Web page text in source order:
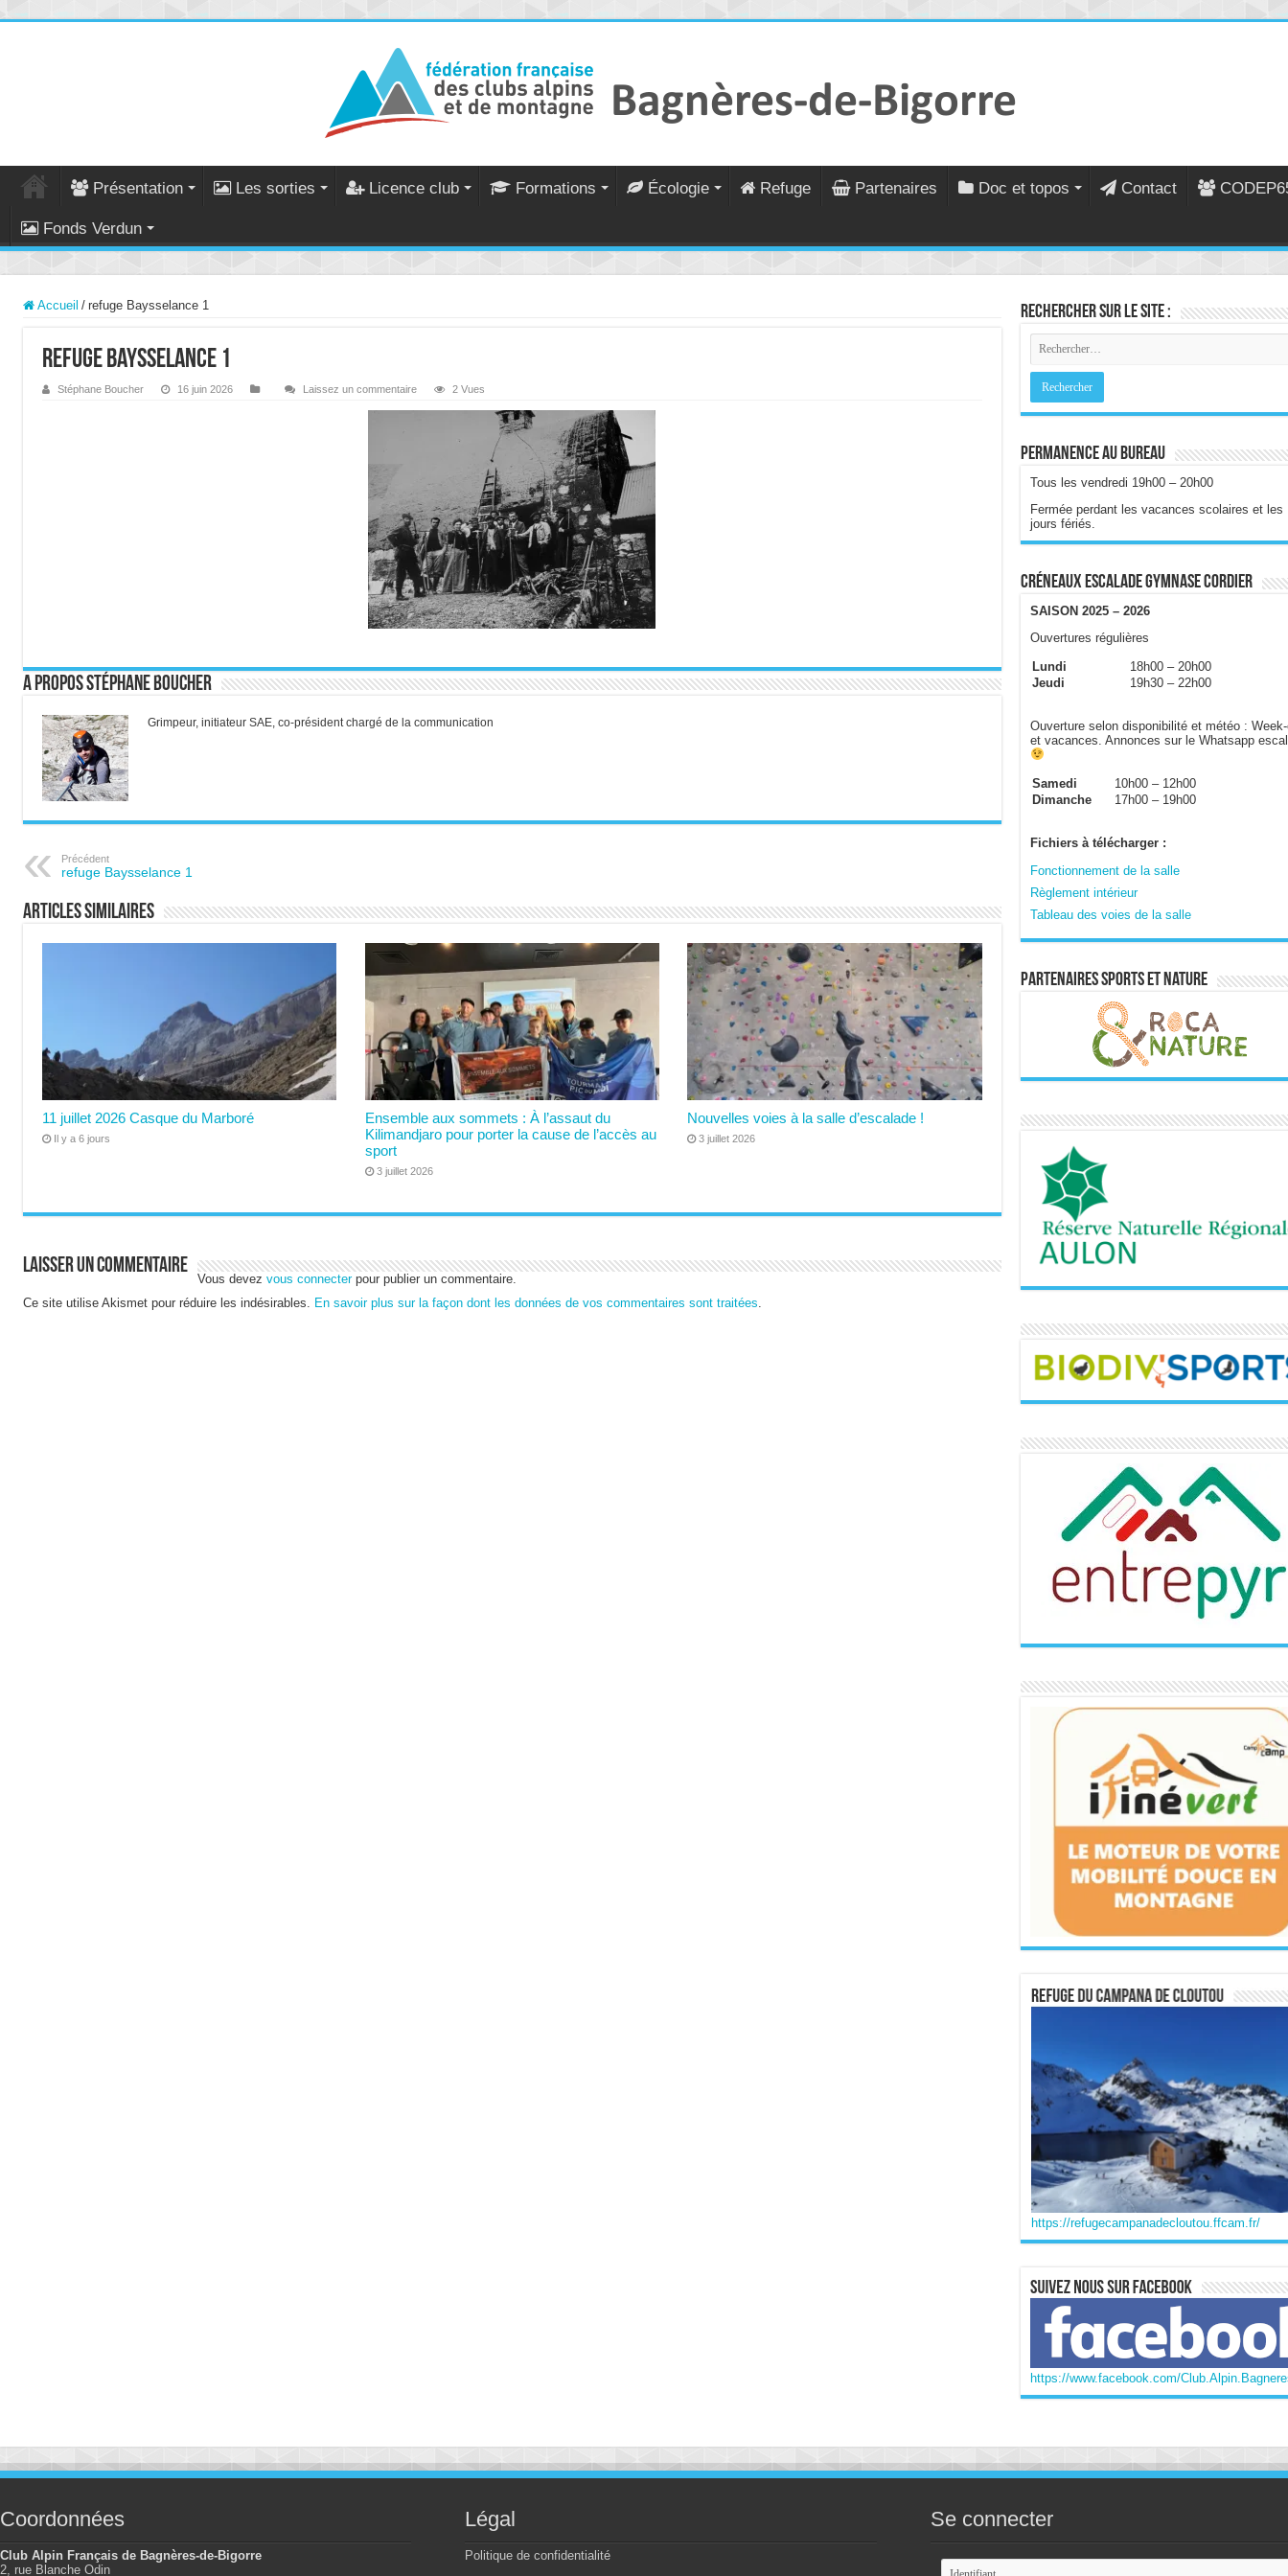
Présentation Les sorties Licence club Formations Écologie Refuge Partenaires Doc et topos Contact
Fonds Verdun
Accueil / refuge Baysselance 1
refuge Baysselance 1
Stéphane Boucher 16 juin 2026 Laissez un commentaire 2 Vues
A propos Stéphane Boucher
Grimpeur, initiateur SAE, co-président chargé de la communication
Précédent
refuge Baysselance 1
Articles similaires
11 juillet 2026 Casque du Marboré
Il y a 6 jours
Ensemble aux sommets : À l’assaut du
Kilimandjaro pour porter la cause de l’accès au
sport
3 juillet 2026
Nouvelles voies à la salle d’escalade !
3 juillet 2026
Laisser un commentaire
Vous devez vous connecterpour publier un commentaire.
Ce site utilise Akismet pour réduire les indésirables. En savoir plus sur la façon dont les données de vos commentaires sont traitées
Rechercher sur le site :
Permanence au bureau
Tous les vendredi 19h00 – 20h00
Fermée perdant les vacances scolaires et les
jours fériés.
Créneaux escalade gymnase Cordier
SAISON 2025 – 2026
Ouvertures régulières
Lundi
18h00 – 20h00
Jeudi
19h30 – 22h00
Ouverture selon disponibilité et météo :
et vacances. Annonces sur le Whatsapp
Samedi
10h00 – 12h00
Dimanche
17h00 – 19h00
Fichiers à télécharger :
Fonctionnement de la salle
Règlement intérieur
Tableau des voies de la salle
Partenaires sports et nature
https://refugecampanadecloutou.ffcam.fr/
https://www.facebook.com/
Coordonnées
Club Alpin Français de Bagnères-de-Bigorre
2, rue Blanche Odin
Légal
Politique de confidentialité
Se connecter